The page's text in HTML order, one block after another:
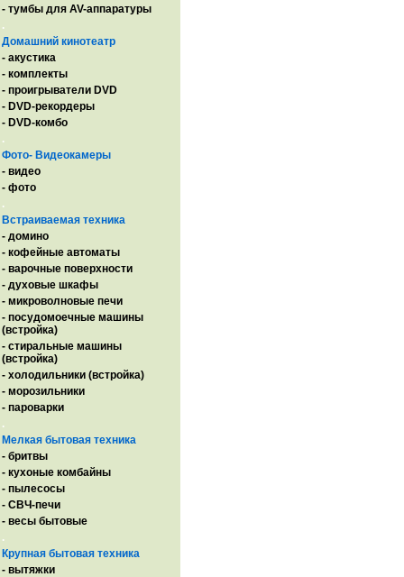
- тумбы для AV-аппаратуры
.
Домашний кинотеатр
- акустика
- комплекты
- проигрыватели DVD
- DVD-рекордеры
- DVD-комбо
.
Фото- Видеокамеры
- видео
- фото
.
Встраиваемая техника
- домино
- кофейные автоматы
- варочные поверхности
- духовые шкафы
- микроволновые печи
- посудомоечные машины
(встройка)
- стиральные машины
(встройка)
- холодильники (встройка)
- морозильники
- пароварки
.
Мелкая бытовая техника
- бритвы
- кухоные комбайны
- пылесосы
- СВЧ-печи
- весы бытовые
.
Крупная бытовая техника
- вытяжки